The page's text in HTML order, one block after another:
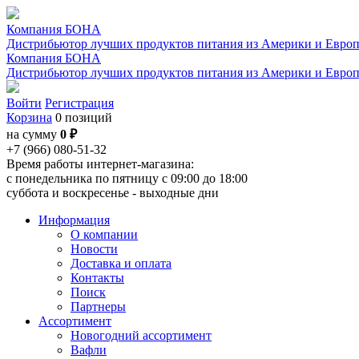
Компания БОНА
Дистрибьютор лучших продуктов питания из Америки и
Компания БОНА
Дистрибьютор лучших продуктов питания из Америки и
Войти Регистрация
Корзина 0 позиций
на сумму 0 ₽
+7 (966) 080-51-32
Время работы интернет-магазина:
с понедельника по пятницу с 09:00 до 18:00
суббота и воскресенье - выходные дни
Информация
О компании
Новости
Доставка и оплата
Контакты
Поиск
Партнеры
Ассортимент
Новогодний ассортимент
Вафли